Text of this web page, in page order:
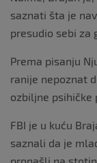
saznati šta je
presudio sebi za
Prema pisanju
ranije nepoznat
ozbiljne psihičke
FBI je u kuću
saznali da je